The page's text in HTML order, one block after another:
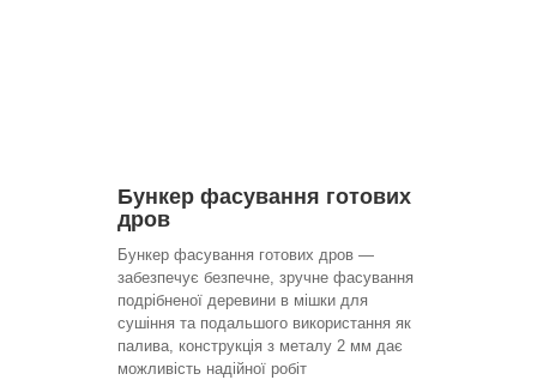
Бункер фасування готових
дров
Бункер фасування готових дров —
забезпечує безпечне, зручне фасування
подрібненої деревини в мішки для
сушіння та подальшого використання як
палива, конструкція з металу 2 мм дає
можливість надійної робіт